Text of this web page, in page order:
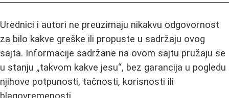
Urednici i autori ne preuzimaju nikakvu odgovornost
za bilo kakve greške ili propuste u sadržaju ovog
sajta. Informacije sadržane na ovom sajtu pružaju se
u stanju „takvom kakve jesu“, bez garancija u pogledu
njihove potpunosti, tačnosti, korisnosti ili